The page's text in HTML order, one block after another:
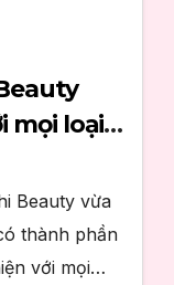
mọi loại
Beauty vừa
thành phần
với mọi…